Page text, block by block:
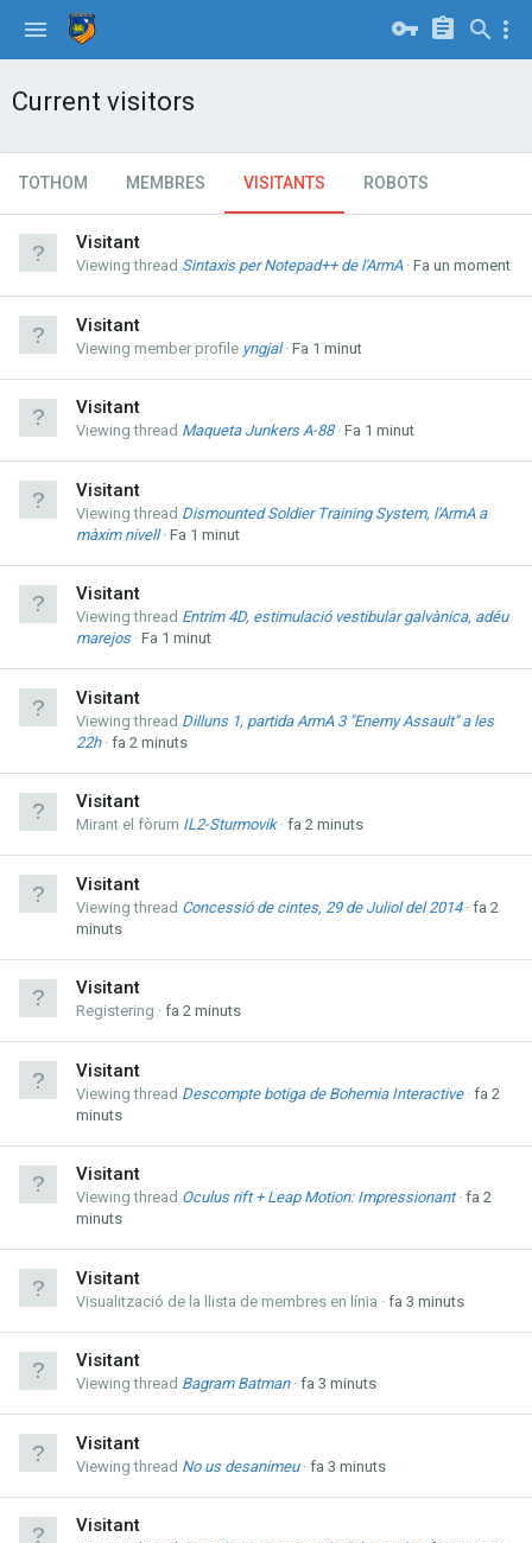
Current visitors
TOTHOM MEMBRES VISITANTS ROBOTS
Visitant
Viewing thread Sintaxis per Notepad++ de l'ArmA Fa un moment
Visitant
Viewing member profile yngjal Fa 1 minut
Visitant
Viewing thread Maqueta Junkers A-88 Fa 1 minut
Visitant
Viewing thread Dismounted Soldier Training System, l'ArmA a
màxim nivell Fa 1 minut
Visitant
Viewing thread Entrim 4D, estimulació vestibular galvànica, adéu
marejos Fa 1 minut
Visitant
Viewing thread Dilluns 1, partida ArmA 3 "Enemy Assault" a les
22h fa 2 minuts
Visitant
Mirant el fòrum IL2-Sturmovik fa 2 minuts
Visitant
Viewing thread Concessió de cintes, 29 de Juliol del 2014 fa 2
minuts
Visitant
Registering fa 2 minuts
Visitant
Viewing thread Descompte botiga de Bohemia Interactive fa 2
minuts
Visitant
Viewing thread Oculus rift + Leap Motion: Impressionant fa 2
minuts
Visitant
Visualització de la llista de membres en línia fa 3 minuts
Visitant
Viewing thread Bagram Batman fa 3 minuts
Visitant
Viewing thread No us desanimeu fa 3 minuts
Visitant